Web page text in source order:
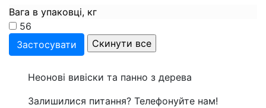
Вага в упаковці, кг
56
Неонові вивіски та панно з дерева
Залишилися питання? Телефонуйте нам!